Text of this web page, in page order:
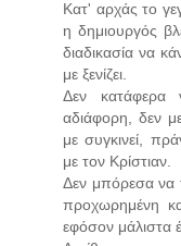
Κατ' αρχάς το
η δημιουργός
διαδικασία να
με ξενίζει.
Δεν κατάφερα
αδιάφορη, δεν
με συγκινεί,
με τον Κρίστιαν.
Δεν μπόρεσα να
προχωρημένη
εφόσον μάλιστα